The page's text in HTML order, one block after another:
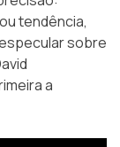
tendência,
sobre
a